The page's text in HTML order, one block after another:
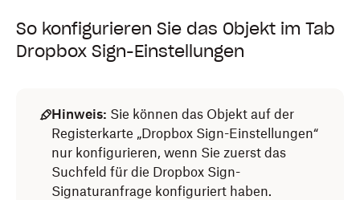
So konfigurieren Sie das Objekt im Tab
Dropbox Sign-Einstellungen
Hinweis: Sie können das Objekt auf der
Registerkarte „Dropbox Sign-Einstellungen“
nur konfigurieren, wenn Sie zuerst das
Suchfeld für die Dropbox Sign-
Signaturanfrage konfiguriert haben.